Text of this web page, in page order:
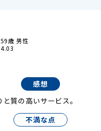
歳 男性
感想
質の高いサービス。
不満な点